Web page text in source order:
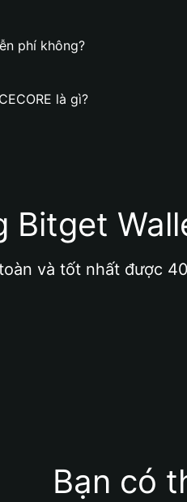
phí không?
là gì?
Bitget
và tốt nhất được
Bạn có